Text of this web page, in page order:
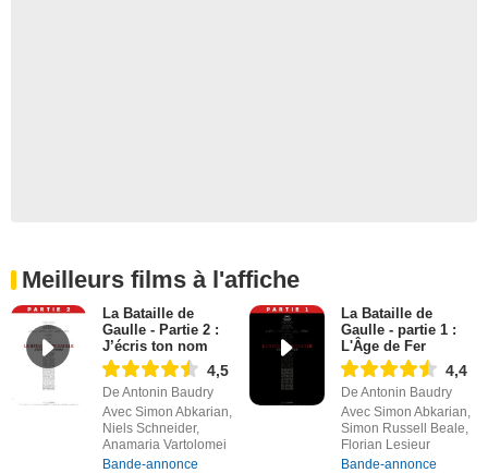
Meilleurs films à l'affiche
La Bataille de
Gaulle - Partie 2 :
J’écris ton nom
4,5
De Antonin Baudry
Avec Simon Abkarian,
Niels Schneider,
Anamaria Vartolomei
Bande-annonce
La Bataille de
Gaulle - partie 1 :
L'Âge de Fer
4,4
De Antonin Baudry
Avec Simon Abkarian,
Simon Russell Beale,
Florian Lesieur
Bande-annonce